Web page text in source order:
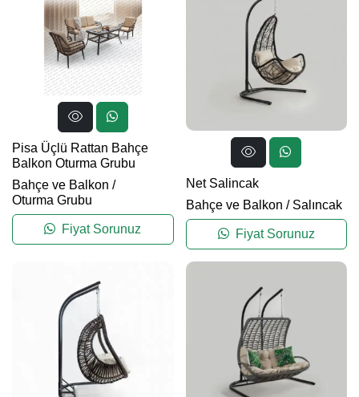
Pisa Üçlü Rattan Bahçe
Balkon Oturma Grubu
Bahçe ve Balkon /
Oturma Grubu
Fiyat Sorunuz
Net Salincak
Bahçe ve Balkon / Salıncak
Fiyat Sorunuz